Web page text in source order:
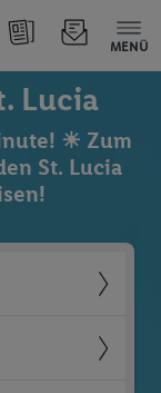
MENÜ
Lucia
☀ Zum
St. Lucia